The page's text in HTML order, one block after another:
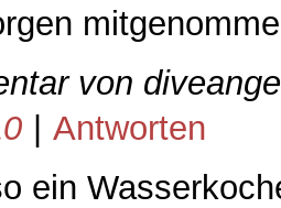
von
Antworten
ein